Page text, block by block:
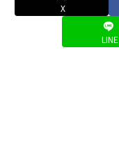
X
LINE